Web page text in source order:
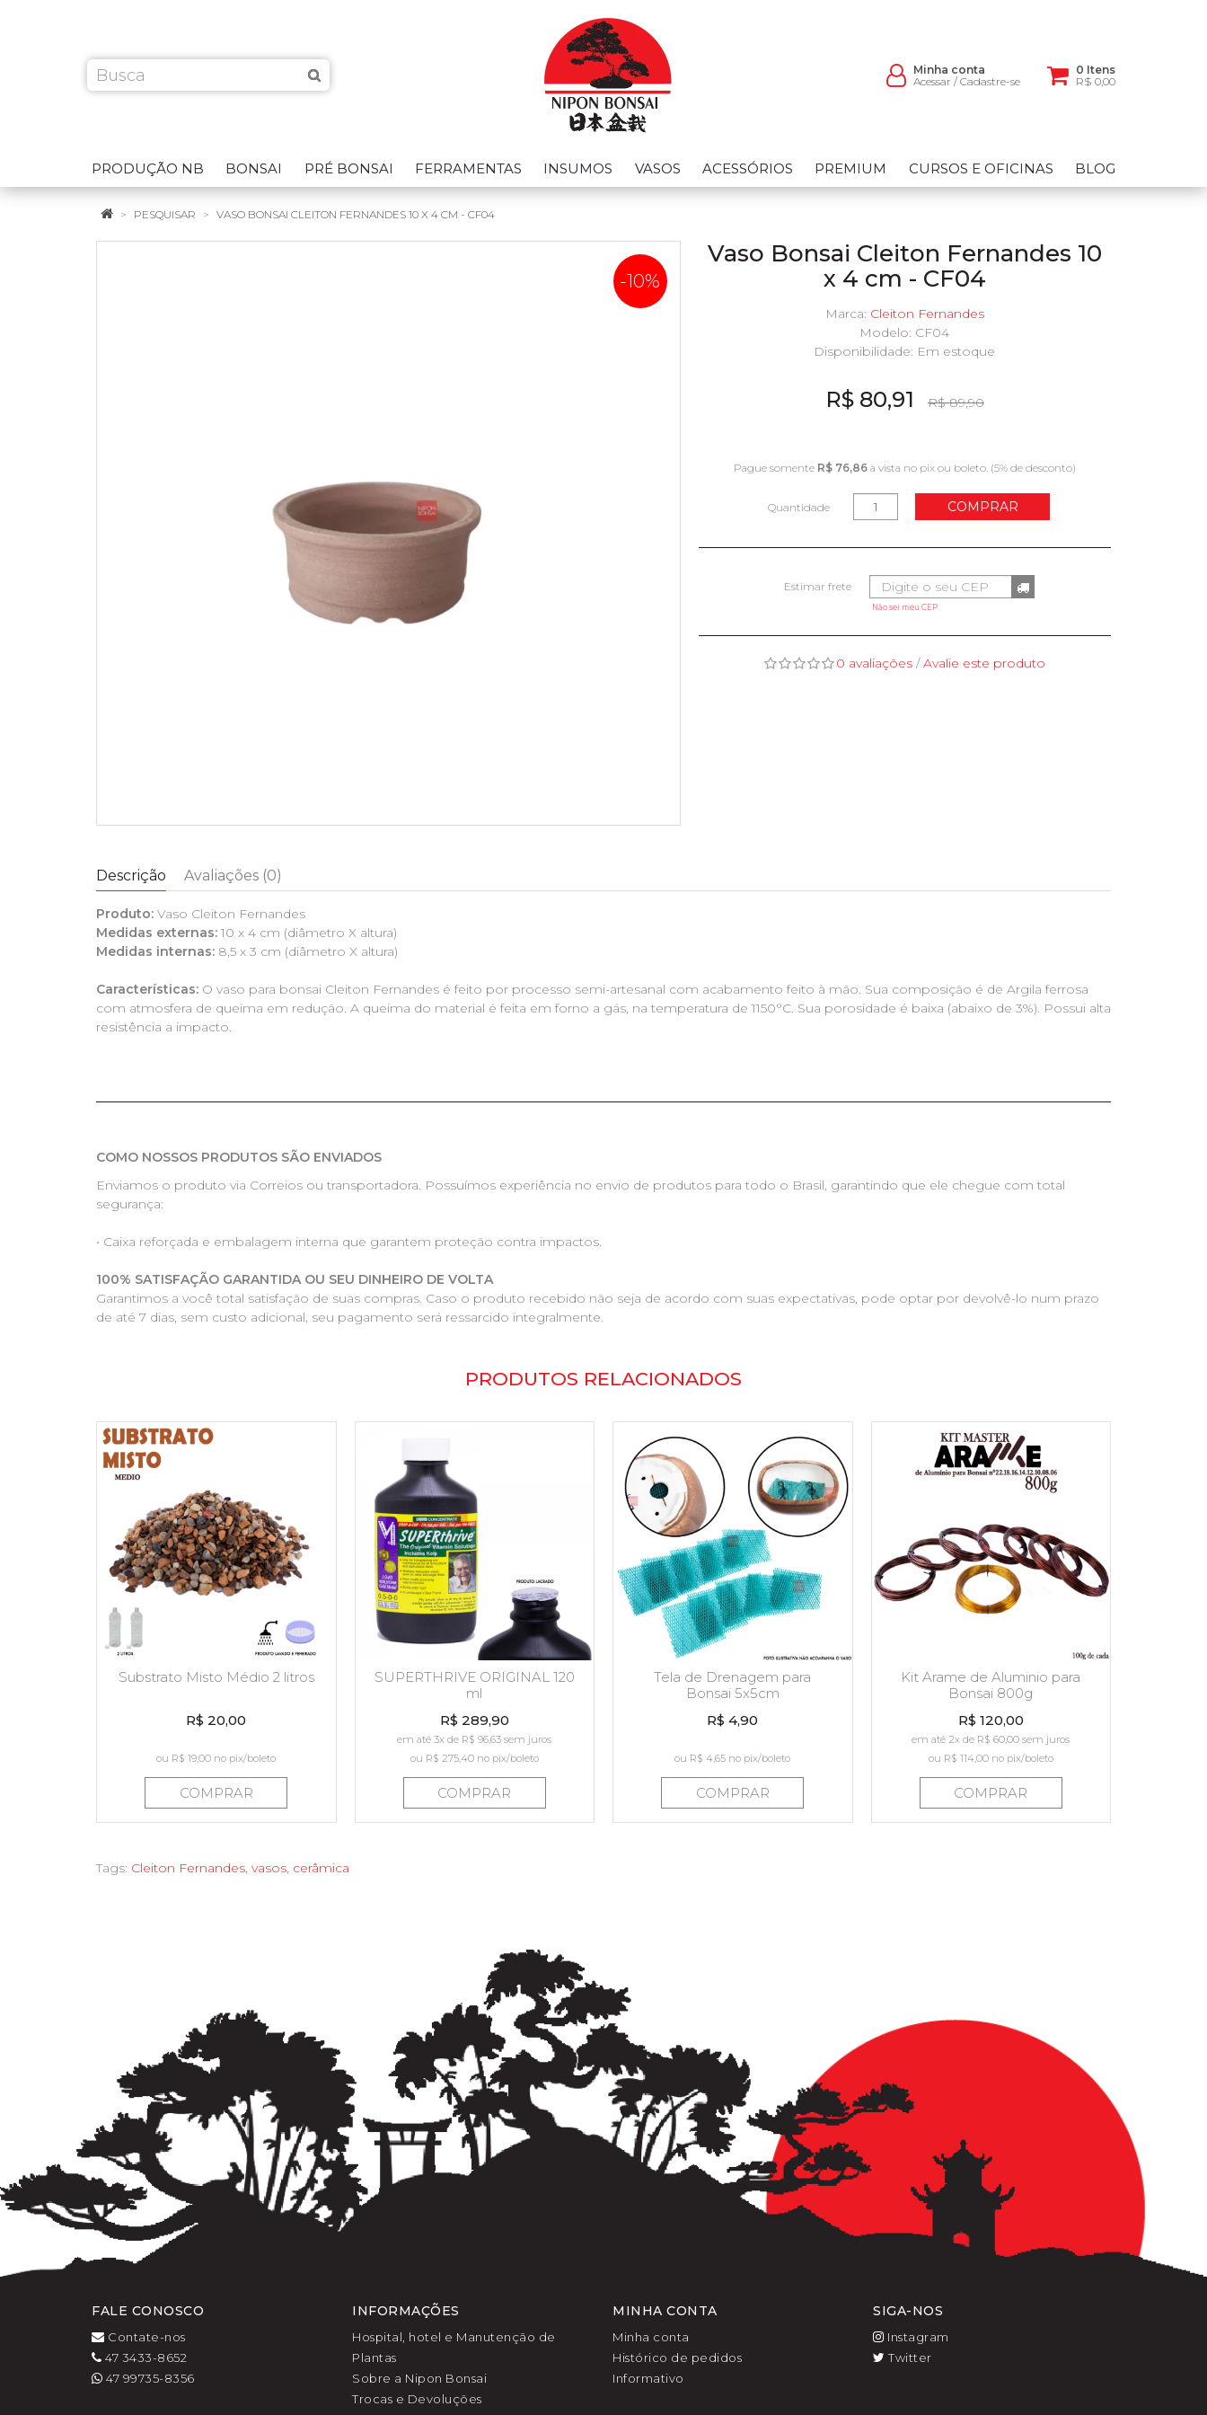
Minha conta
Acessar / Cadastre-se
0 Itens
R$ 0,00
PRODUÇÃO NB BONSAI PRÉ BONSAI FERRAMENTAS INSUMOS VASOS ACESSÓRIOS PREMIUM CURSOS E OFICINAS BLOG
PESQUISAR VASO BONSAI CLEITON FERNANDES 10 X 4 CM - CF04
-10%
Vaso Bonsai Cleiton Fernandes 10
x 4 cm - CF04
Marca: Cleiton Fernandes
Modelo: CF04
Disponibilidade: Em estoque
R$ 89,90
R$ 80,91
Pague somente R$ 76,86à vista no pix ou boleto. (5% de desconto)
Quantidade COMPRAR
Não sei meu CEP
0 avaliações/Avalie este produto
Descrição Avaliações (0)
Produto: Vaso Cleiton Fernandes
Medidas externas: 10 x 4 cm (diâmetro X altura)
Medidas internas: 8,5 x 3 cm (diâmetro X altura)
Características: O vaso para bonsai Cleiton Fernandes é feito por processo semi-artesanal com acabamento feito à mão. Sua composição é de Argila ferrosa
com atmosfera de queima em redução. A queima do material é feita em forno a gás, na temperatura de 1150°C. Sua porosidade é baixa (abaixo de 3%). Possui alta
resistência a impacto.
COMO NOSSOS PRODUTOS SÃO ENVIADOS
Enviamos o produto via Correios ou transportadora. Possuímos experiência no envio de produtos para todo o Brasil, garantindo que ele chegue com total
segurança:
• Caixa reforçada e embalagem interna que garantem proteção contra impactos.
100% SATISFAÇÃO GARANTIDA OU SEU DINHEIRO DE VOLTA
Garantimos a você total satisfação de suas compras. Caso o produto recebido não seja de acordo com suas expectativas, pode optar por devolvê-lo num prazo
de até 7 dias, sem custo adicional, seu pagamento será ressarcido integralmente.
PRODUTOS RELACIONADOS
Substrato Misto Médio 2 litros
R$ 20,00
ou R$ 19,00 no pix/boleto
COMPRAR
SUPERTHRIVE ORIGINAL 120
ml
R$ 289,90
em até 3x de R$ 96,63 sem juros
ou R$ 275,40no pix/boleto
COMPRAR
Tela de Drenagem para
Bonsai 5x5cm
R$ 4,90
ou R$ 4,65 no pix/boleto
COMPRAR
Kit Arame de Aluminio para
Bonsai 800g
R$ 120,00
em até 2x de R$ 60,00 sem juros
ou R$ 114,00no pix/boleto
COMPRAR
Tags: Cleiton Fernandes, vasos, cerâmica
FALE CONOSCO
Contate-nos
47 3433-8652
47 99735-8356
INFORMAÇÕES
Hospital, hotel e Manutenção de
Plantas
Sobre a Nipon Bonsai
Trocas e Devoluções
MINHA CONTA
Minha conta
Histórico de pedidos
Informativo
SIGA-NOS
Instagram
Twitter